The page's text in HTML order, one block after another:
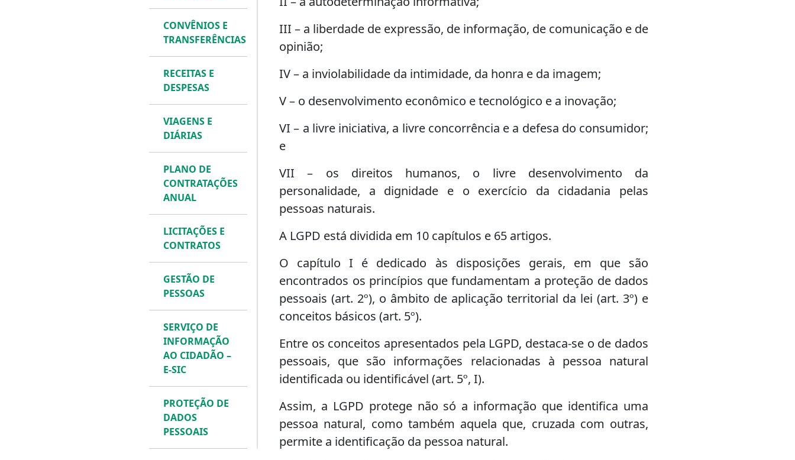
CONVÊNIOS E
TRANSFERÊNCIAS
RECEITAS E
DESPESAS
VIAGENS E
DIÁRIAS
PLANO DE
CONTRATAÇÕES
ANUAL
LICITAÇÕES E
CONTRATOS
GESTÃO DE
PESSOAS
SERVIÇO DE
INFORMAÇÃO
AO CIDADÃO –
E-SIC
PROTEÇÃO DE
DADOS
PESSOAIS
III – a liberdade de expressão, de informação, de comunicação e de
opinião;
IV – a inviolabilidade da intimidade, da honra e da imagem;
V – o desenvolvimento econômico e tecnológico e a inovação;
VI – a livre iniciativa, a livre concorrência e a defesa do consumidor;
e
VII – os direitos humanos, o livre desenvolvimento da
personalidade, a dignidade e o exercício da cidadania pelas
pessoas naturais.
A LGPD está dividida em 10 capítulos e 65 artigos.
O capítulo I é dedicado às disposições gerais, em que são
encontrados os princípios que fundamentam a proteção de dados
pessoais (art. 2º), o âmbito de aplicação territorial da lei (art. 3º) e
conceitos básicos (art. 5º).
Entre os conceitos apresentados pela LGPD, destaca-se o de dados
pessoais, que são informações relacionadas à pessoa natural
identificada ou identificável (art. 5º, I).
Assim, a LGPD protege não só a informação que identifica uma
pessoa natural, como também aquela que, cruzada com outras,
permite a identificação da pessoa natural.